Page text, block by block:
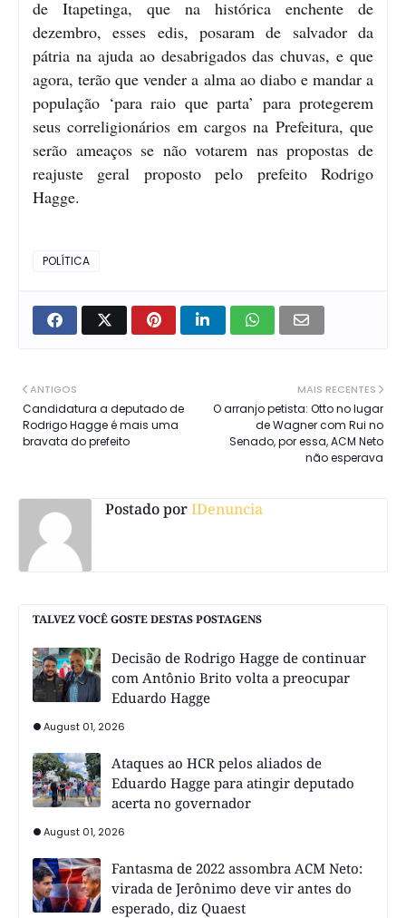
de Itapetinga, que na histórica enchente de
dezembro, esses edis, posaram de salvador da
pátria na ajuda ao desabrigados das chuvas, e que
agora, terão que vender a alma ao diabo e mandar a
população ‘para raio que parta’ para protegerem
seus correligionários em cargos na Prefeitura, que
serão ameaços se não votarem nas propostas de
reajuste geral proposto pelo prefeito Rodrigo
Hagge.
POLÍTICA
MAIS RECENTES
O arranjo petista: Otto no lugar
de Wagner com Rui no
Senado, por essa, ACM Neto
não esperava
ANTIGOS
Candidatura a deputado de
Rodrigo Hagge é mais uma
bravata do prefeito
Postado porIDenuncia
TALVEZ VOCÊ GOSTE DESTAS POSTAGENS
Decisão de Rodrigo Hagge de continuar
com Antônio Brito volta a preocupar
Eduardo Hagge
August 01, 2026
Ataques ao HCR pelos aliados de
Eduardo Hagge para atingir deputado
acerta no governador
August 01, 2026
Fantasma de 2022 assombra ACM Neto:
virada de Jerônimo deve vir antes do
esperado, diz Quaest